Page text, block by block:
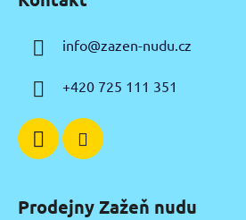
info@zazen-nudu.cz
+420 725 111 351
Prodejny Zažeň nudu